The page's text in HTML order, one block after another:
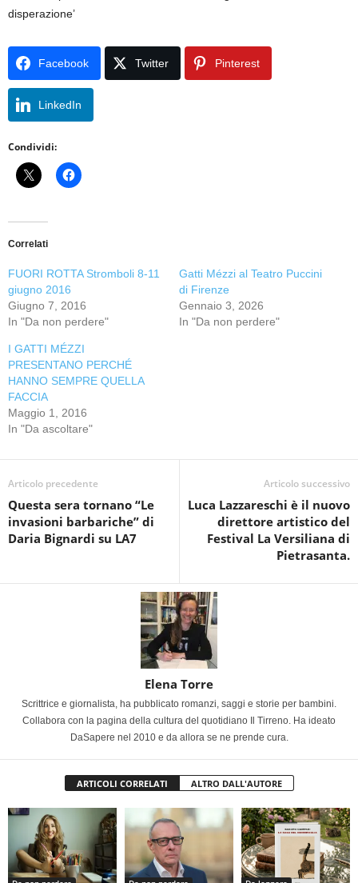
disperazione’
Facebook Twitter Pinterest
LinkedIn
Condividi:
Correlati
FUORI ROTTA Stromboli 8-11
giugno 2016
Giugno 7, 2016
In "Da non perdere"
Gatti Mézzi al Teatro Puccini
di Firenze
Gennaio 3, 2026
In "Da non perdere"
I GATTI MÉZZI
PRESENTANO PERCHÉ
HANNO SEMPRE QUELLA
FACCIA
Maggio 1, 2016
In "Da ascoltare"
Articolo precedente
Questa sera tornano “Le
invasioni barbariche” di
Daria Bignardi su LA7
Articolo successivo
Luca Lazzareschi è il nuovo
direttore artistico del
Festival La Versiliana di
Pietrasanta.
Elena Torre
Scrittrice e giornalista, ha pubblicato romanzi, saggi e storie per bambini.
Collabora con la pagina della cultura del quotidiano Il Tirreno. Ha ideato
DaSapere nel 2010 e da allora se ne prende cura.
ARTICOLI CORRELATI ALTRO DALL'AUTORE